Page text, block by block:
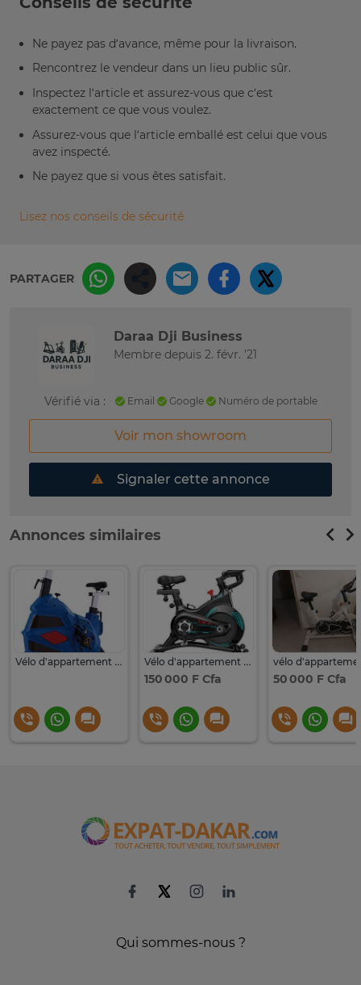
Ne payez pas d’avance, même pour la livraison.
Rencontrez le vendeur dans un lieu public sûr.
Inspectez l’article et assurez-vous que c’est
exactement ce que vous voulez.
Assurez-vous que l’article emballé est celui que vous
avez inspecté.
Ne payez que si vous êtes satisfait.
Lisez nos conseils de sécurité
PARTAGER
Daraa Dji Business
Membre depuis 2. févr. '21
Vérifié via : Email Google Numéro de portable
Voir mon showroom
Signaler cette annonce
Annonces similaires
Vélo d'appartement bleu résistance réglable confortable Vélo d'appartement à résistance magnétique
150 000 F Cfa
vélo
50 000 F Cfa
Qui sommes-nous ?